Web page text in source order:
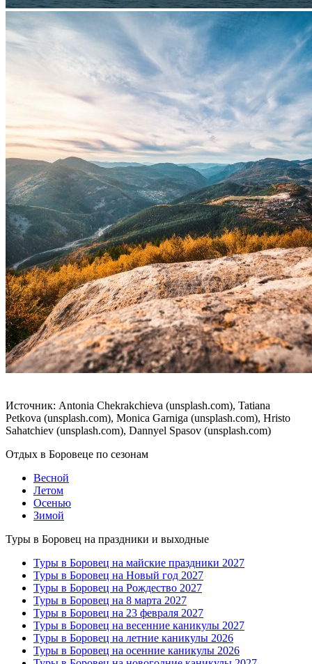
Источник: Antonia Chekrakchieva (unsplash.com), Tatiana
Petkova (unsplash.com), Monica Garniga (unsplash.com), Hristo
Sahatchiev (unsplash.com), Dannyel Spasov (unsplash.com)
Отдых в Боровеце по сезонам
Весной
Летом
Осенью
Зимой
Туры в Боровец на праздники и выходные
Туры в Боровец на майские праздники 2027
Туры в Боровец на Новый год 2027
Туры в Боровец на Рождество 2027
Туры в Боровец на 8 марта 2027
Туры в Боровец на 23 февраля 2027
Туры в Боровец на весенние каникулы 2027
Туры в Боровец на летние каникулы 2026
Туры в Боровец на осенние каникулы 2026